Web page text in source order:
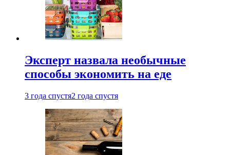
Эксперт назвала необычные
способы экономить на еде
3 года спустя2 года спустя